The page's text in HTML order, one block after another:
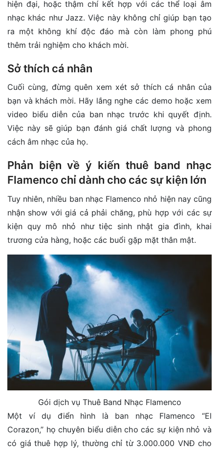
hiện đại, hoặc thậm chí kết hợp với các thể loại âm
nhạc khác như Jazz. Việc này không chỉ giúp bạn tạo
ra một không khí độc đáo mà còn làm phong phú
thêm trải nghiệm cho khách mời.
Sở thích cá nhân
Cuối cùng, đừng quên xem xét sở thích cá nhân của
bạn và khách mời. Hãy lắng nghe các demo hoặc xem
video biểu diễn của ban nhạc trước khi quyết định.
Việc này sẽ giúp bạn đánh giá chất lượng và phong
cách âm nhạc của họ.
Phản biện về ý kiến thuê band nhạc
Flamenco chỉ dành cho các sự kiện lớn
Tuy nhiên, nhiều ban nhạc Flamenco nhỏ hiện nay cũng
nhận show với giá cả phải chăng, phù hợp với các sự
kiện quy mô nhỏ như tiệc sinh nhật gia đình, khai
trương cửa hàng, hoặc các buổi gặp mặt thân mật.
Gói dịch vụ Thuê Band Nhạc Flamenco
Một ví dụ điển hình là ban nhạc Flamenco “El
Corazon,” họ chuyên biểu diễn cho các sự kiện nhỏ và
có giá thuê hợp lý, thường chỉ từ 3.000.000 VNĐ cho